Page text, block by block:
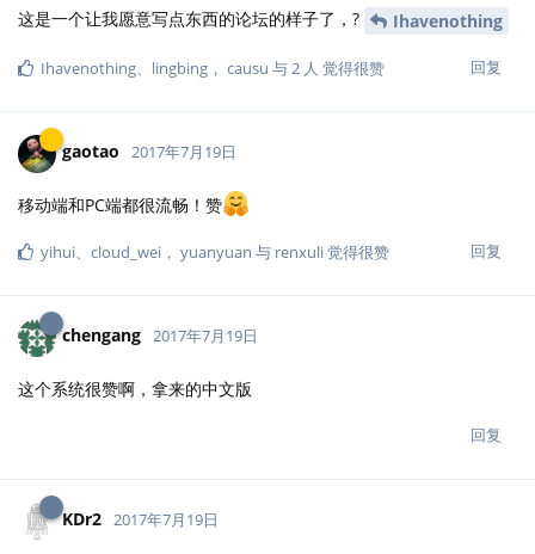
这是一个让我愿意写点东西的论坛的样子了，? Ihavenothing
回复
Ihavenothing lingbing ， causu 与 2 人 觉得很赞
gaotao 2017年7月19日
移动端和PC端都很流畅！赞
回复
yihui cloud_wei ， yuanyuan 与 renxuli觉得很赞
chengang 2017年7月19日
这个系统很赞啊，拿来的中文版
回复
KDr2 2017年7月19日